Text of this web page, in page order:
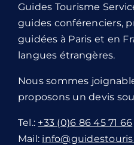
Guides Tourisme
guides conférenciers,
guidées à Paris et en
langues étrangères.
Nous sommes
proposons un devis
Tel.: +33 (0)6 86 45 71 66
Mail: